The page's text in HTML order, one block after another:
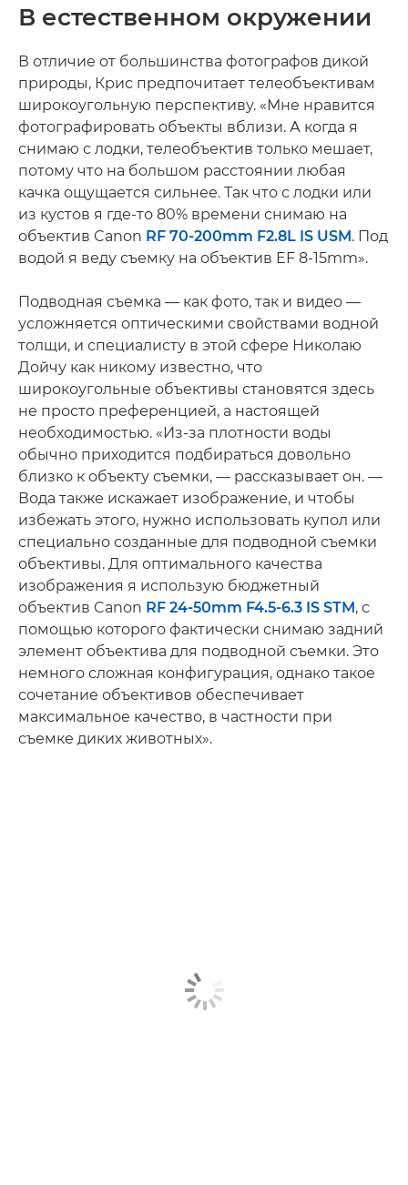
В естественном окружении
В отличие от большинства фотографов дикой
природы, Крис предпочитает телеобъективам
широкоугольную перспективу. «Мне нравится
фотографировать объекты вблизи. А когда я
снимаю с лодки, телеобъектив только мешает,
потому что на большом расстоянии любая
качка ощущается сильнее. Так что с лодки или
из кустов я где-то 80% времени снимаю на
объектив Canon RF 70-200mm F2.8L IS USM . Под
водой я веду съемку на объектив EF 8-15mm».
Подводная съемка — как фото, так и видео —
усложняется оптическими свойствами водной
толщи, и специалисту в этой сфере Николаю
Дойчу как никому известно, что
широкоугольные объективы становятся здесь
не просто преференцией, а настоящей
необходимостью. «Из-за плотности воды
обычно приходится подбираться довольно
близко к объекту съемки, — рассказывает он. —
Вода также искажает изображение, и чтобы
избежать этого, нужно использовать купол или
специально созданные для подводной съемки
объективы. Для оптимального качества
изображения я использую бюджетный
объектив Canon RF 24-50mm F4.5-6.3 IS STM , с
помощью которого фактически снимаю задний
элемент объектива для подводной съемки. Это
немного сложная конфигурация, однако такое
сочетание объективов обеспечивает
максимальное качество, в частности при
съемке диких животных».